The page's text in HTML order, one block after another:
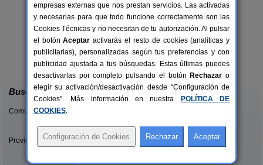
8-14+2 pers.
desde27 €
Casa de Labranza para Turismo
Rural
Trasmulas (Granada)
Buscar
Comunidades:
Provincias/Islas:
empresas externas que nos prestan servicios. Las activadas
y necesarias para que todo funcione correctamente son las
Cookies Técnicas y no necesitan de tu autorización. Al pulsar
el botónAceptar activarás el resto de cookies (analíticas y
publicitarias), personalizadas según tus preferencias y con
publicidad ajustada a tus búsquedas. Estas últimas puedes
desactivarlas por completo pulsando el botón Rechazar o
elegir su activación/desactivación desde “Configuración de
Cookies”. Más información en nuestra
POLÍTICA DE
COOKIES.